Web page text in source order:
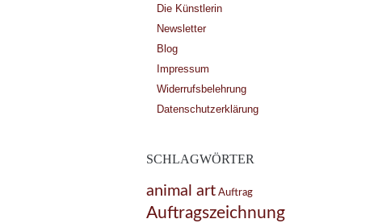
Die Künstlerin
Newsletter
Blog
Impressum
Widerrufsbelehrung
Datenschutzerklärung
SCHLAGWÖRTER
animal art Auftrag
Auftragszeichnung